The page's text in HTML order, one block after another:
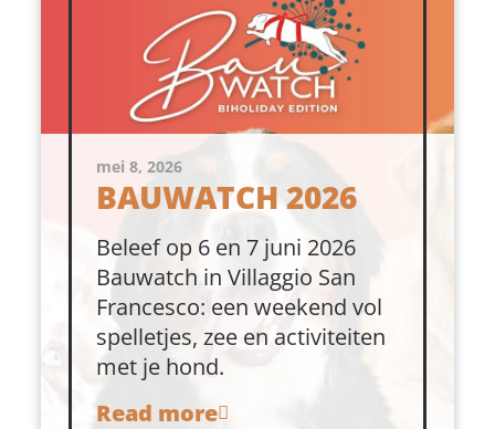
mei 8, 2026
BAUWATCH 2026
Beleef op 6 en 7 juni 2026
Bauwatch in Villaggio San
Francesco: een weekend vol
spelletjes, zee en activiteiten
met je hond.
Read more